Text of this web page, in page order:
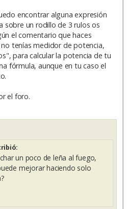
encontrar alguna expresión
sobre un rodillo de 3 rulos os
el comentario que haces
tenías medidor de potencia,
para calcular la potencia de tu
fórmula, aunque en tu caso el
el foro.
un poco de leña al fuego,
mejorar haciendo solo